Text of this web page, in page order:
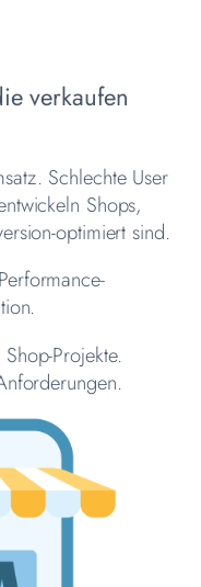
verkaufen
Schlechte User
Shops,
optimiert sind.
Projekte.